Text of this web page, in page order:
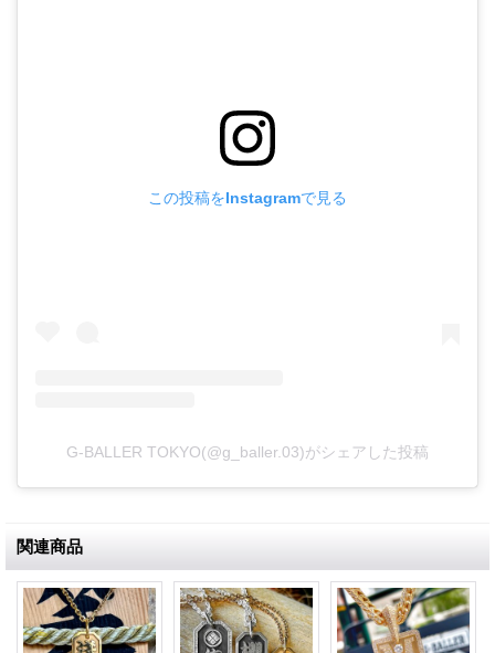
この投稿をInstagramで見る
G-BALLER TOKYO(@g_baller.03)がシェアした投稿
関連商品